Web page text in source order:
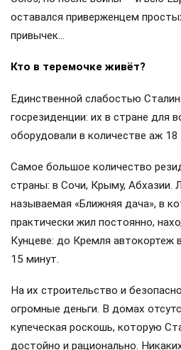
оставался приверженцем
привычек…
Кто в теремочке живёт?
Единственной слабостью
госрезиденции: их в стране для
оборудовали в количестве аж 18
Самое большое количество
страны: в Сочи, Крыму, Абхазии.
называемая «Ближняя дача», в
практически жил постоянно,
Кунцеве: до Кремля автокортеж
15 минут.
На их строительство и
огромные деньги. В домах
купеческая роскошь, которую
достойно и рационально.